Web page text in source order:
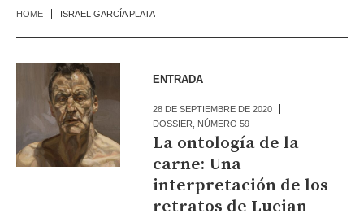
HOME ISRAEL GARCÍA PLATA
ENTRADA
28 DE SEPTIEMBRE DE 2020
DOSSIER
NÚMERO 59
La ontología de la
carne: Una
interpretación de los
retratos de Lucian